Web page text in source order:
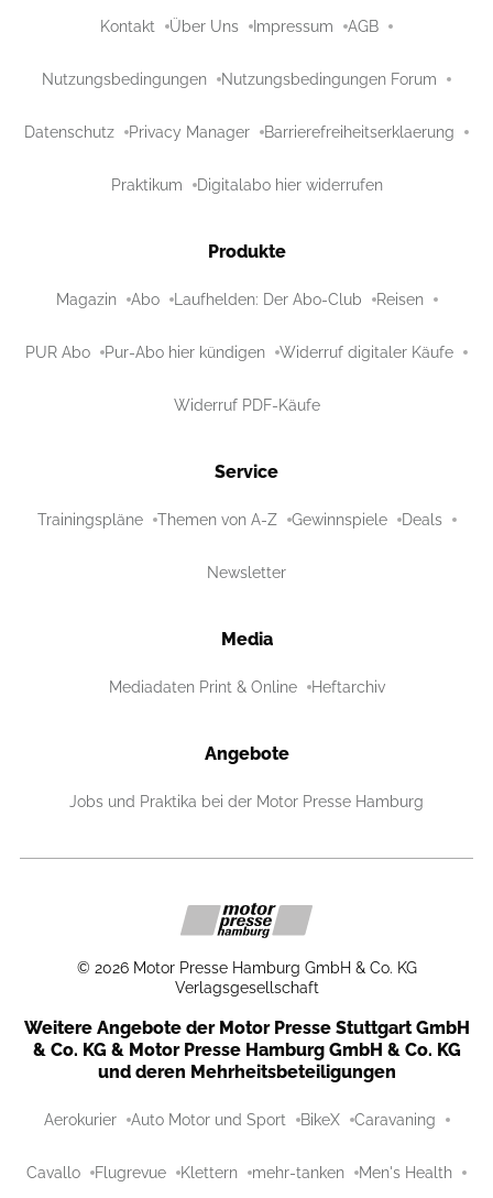
Kontakt Über Uns Impressum AGB
Nutzungsbedingungen Nutzungsbedingungen Forum
Datenschutz Privacy Manager Barrierefreiheitserklaerung
Praktikum Digitalabo hier widerrufen
Produkte
Magazin Abo Laufhelden: Der Abo-Club Reisen
PUR Abo Pur-Abo hier kündigen Widerruf digitaler Käufe
Widerruf PDF-Käufe
Service
Trainingspläne Themen von A-Z Gewinnspiele Deals
Newsletter
Media
Mediadaten Print & Online Heftarchiv
Angebote
Jobs und Praktika bei der Motor Presse Hamburg
© 2026 Motor Presse Hamburg GmbH & Co. KG
Verlagsgesellschaft
Weitere Angebote der Motor Presse Stuttgart GmbH
& Co. KG & Motor Presse Hamburg GmbH & Co. KG
und deren Mehrheitsbeteiligungen
Aerokurier Auto Motor und Sport BikeX Caravaning
Cavallo Flugrevue Klettern mehr-tanken Men's Health